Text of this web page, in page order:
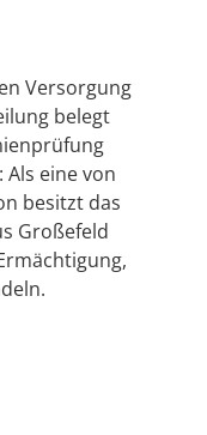
Versorgung
belegt
eine von
besitzt das
Großefeld